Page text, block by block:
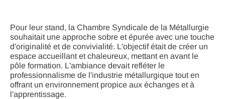
Pour leur stand, la Chambre Syndicale de la Métallurgie
souhaitait une approche sobre et épurée avec une touche
d'originalité et de convivialité. L'objectif était de créer un
espace accueillant et chaleureux, mettant en avant le
pôle formation. L'ambiance devait refléter le
professionnalisme de l'industrie métallurgique tout en
offrant un environnement propice aux échanges et à
l'apprentissage.